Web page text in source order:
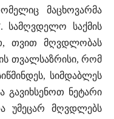
მაცხოვარმა
სამღვდელო საქმის
თვით მღვდლობას
თვალსაზრისი, რომ
სიმდაბლეს
გავიხსენოთ ნეტარი
უმეცარ მღვდლებს